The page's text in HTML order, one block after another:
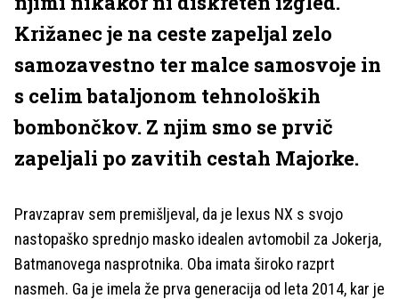
Križanec je na ceste zapeljal zelo
samozavestno ter malce samosvoje in
s celim bataljonom tehnoloških
bombončkov. Z njim smo se prvič
zapeljali po zavitih cestah Majorke.
Pravzaprav sem premišljeval, da je lexus NX s svojo
nastopaško sprednjo masko idealen avtomobil za Jokerja,
Batmanovega nasprotnika. Oba imata široko razprt
nasmeh. Ga je imela že prva generacija od leta 2014, kar je